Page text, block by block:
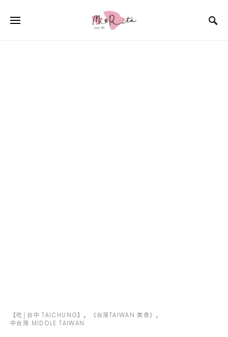
【吃│台中 TAICHUNG】
《台灣TAIWAN 美食》
中台灣 MIDDLE TAIWAN